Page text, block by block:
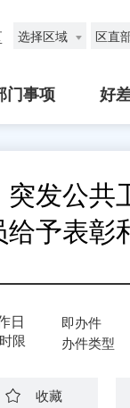
选择区域 区直
门事项 好
发公
予表彰
日
限
即办件
办件类型
收藏